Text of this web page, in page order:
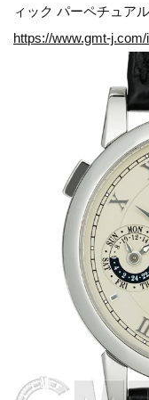
ィック パーペチュア
https://www.gmt-